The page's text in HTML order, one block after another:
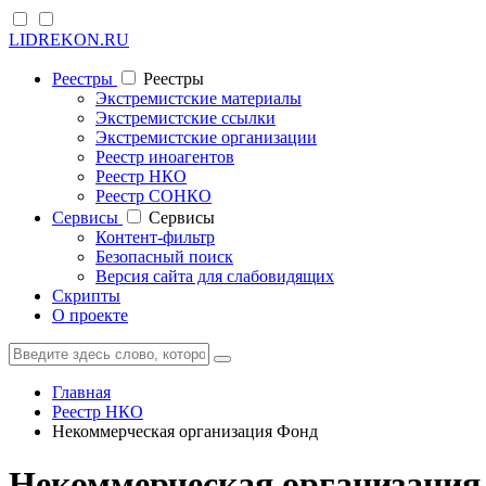
LIDREKON.RU
Реестры
Реестры
Экстремистские материалы
Экстремистские ссылки
Экстремистские организации
Реестр иноагентов
Реестр НКО
Реестр СОНКО
Cервисы
Cервисы
Контент-фильтр
Безопасный поиск
Версия сайта для слабовидящих
Скрипты
О проекте
Главная
Реестр НКО
Некоммерческая организация Фонд